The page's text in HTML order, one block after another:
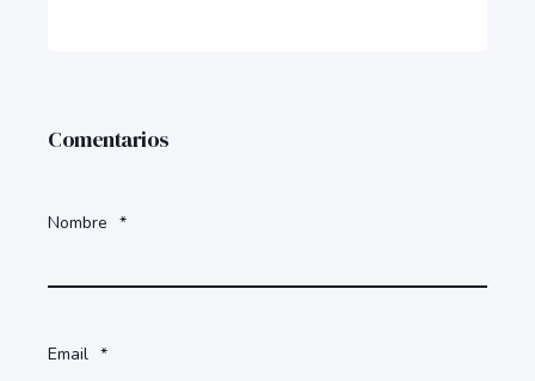
Comentarios
Nombre *
Email *